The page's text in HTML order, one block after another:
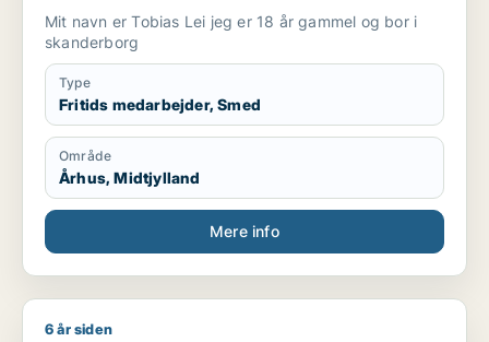
Mit navn er Tobias Lei jeg er 18 år gammel og bor i
skanderborg
Type
Fritids medarbejder, Smed
Område
Århus, Midtjylland
Mere info
Jeg søger job som kosmetolog/negletekniker /
6 år siden